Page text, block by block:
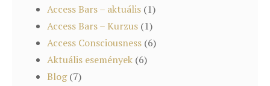
Access Bars – aktuális (1)
Access Bars – Kurzus (1)
Access Consciousness (6)
Aktuális események (6)
Blog(7)